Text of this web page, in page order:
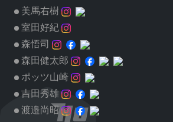
美馬右樹
室田好紀
森悟司
森田健太郎
ポッツ山崎
吉田秀雄
渡邉尚昭